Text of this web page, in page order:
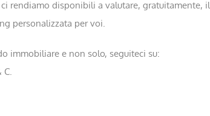
rendiamo disponibili a valutare, gratuitamente, il
personalizzata per voi.
immobiliare e non solo, seguiteci su: